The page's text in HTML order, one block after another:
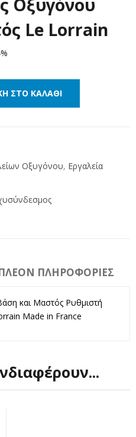
Οξυγόνου
Le Lorrain
ΣΤΟ ΚΑΛΆΘΙ
Οξυγόνου, Εργαλεία
ΠΛΗΡΟΦΟΡΊΕΣ
και Μαστός Ρυθμιστή
Made in France